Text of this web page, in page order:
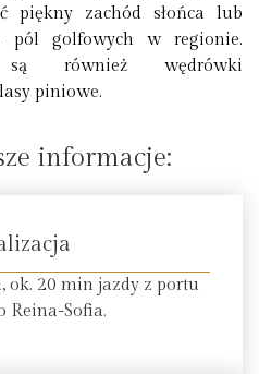
zachód słońca lub
golfowych w regionie.
są również wędrówki
piniowe.
informacje:
ok. 20 min jazdy z portu
Reina-Sofia.